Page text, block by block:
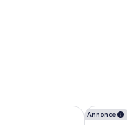
Annonce
Okinawa